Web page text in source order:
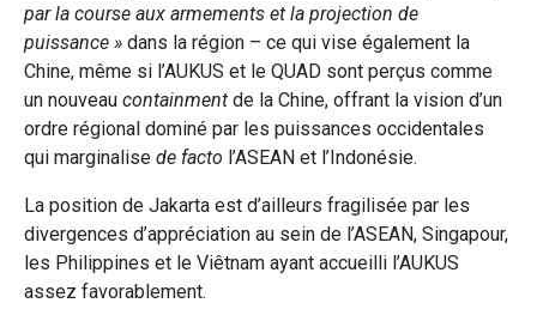
par la course aux armements et la projection de
puissance » dans la région – ce qui vise également la
Chine, même si l’AUKUS et le QUAD sont perçus comme
un nouveau containment de la Chine, offrant la vision d’un
ordre régional dominé par les puissances occidentales
qui marginalise de facto l’ASEAN et l’Indonésie.
La position de Jakarta est d’ailleurs fragilisée par les
divergences d’appréciation au sein de l’ASEAN, Singapour,
les Philippines et le Viêtnam ayant accueilli l’AUKUS
assez favorablement.